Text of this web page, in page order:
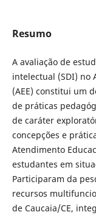
Resumo
A avaliação de
intelectual (SDI) no
(AEE) constitui um
de práticas
de caráter
concepções e
Atendimento
estudantes em
Participaram da
recursos
de Caucaia/CE,